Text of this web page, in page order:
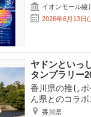
イオンモール綾
2026年6月13日
ヤドンといっ
タンプラリー
香川県の推し
ん県とのコラ
香川県